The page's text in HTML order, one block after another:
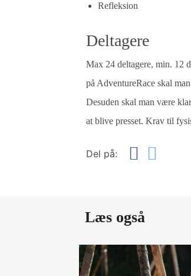
Refleksion
Deltagere
Max 24 deltagere, min. 12
på AdventureRace skal
Desuden skal man være
at blive presset. Krav til
Del på:
Læs også